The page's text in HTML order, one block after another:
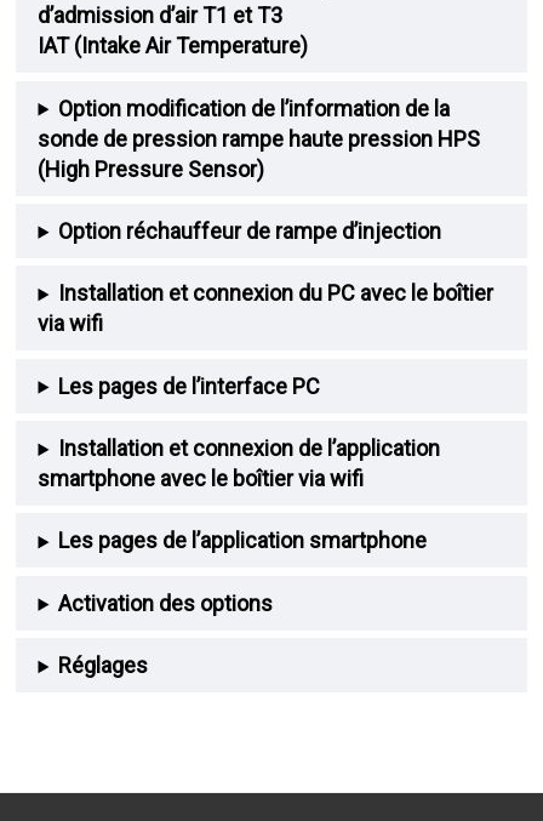
d’admission d’air T1 et T3
IAT (Intake Air Temperature)
Option modification de l’information de la
sonde de pression rampe haute pression HPS
(High Pressure Sensor)
Option réchauffeur de rampe d’injection
Installation et connexion du PC avec le boîtier
via wifi
Les pages de l’interface PC
Installation et connexion de l’application
smartphone avec le boîtier via wifi
Les pages de l’application smartphone
Activation des options
Réglages